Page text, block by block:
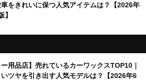
車をきれいに保つ人気アイテムは？【2026年
】
ー用品店】売れているカーワックスTOP10｜
ツヤを引き出す人気モデルは？【2026年6